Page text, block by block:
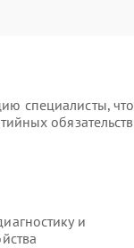
специалисты, что
обязательств
и